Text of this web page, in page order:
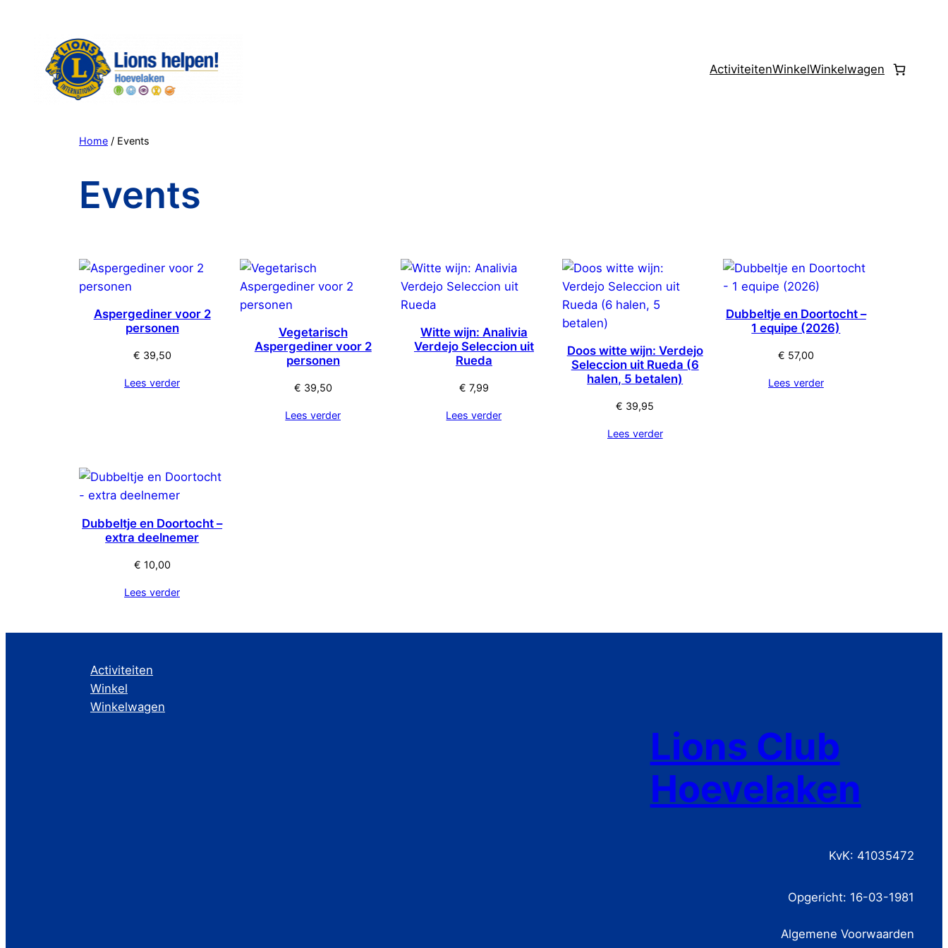
ActiviteitenWinkelWinkelwagen
Home / Events
Events
Aspergediner voor 2
personen
€ 39,50
Lees verder
Vegetarisch
Aspergediner voor 2
personen
€ 39,50
Lees verder
Witte wijn: Analivia
Verdejo Seleccion uit
Rueda
€ 7,99
Lees verder
Doos witte wijn: Verdejo
Seleccion uit Rueda (6
halen, 5 betalen)
€ 39,95
Lees verder
Dubbeltje en Doortocht –
1 equipe (2026)
€ 57,00
Lees verder
Dubbeltje en Doortocht –
extra deelnemer
€ 10,00
Lees verder
Activiteiten
Winkel
Winkelwagen
Lions Club
Hoevelaken
KvK: 41035472
Opgericht: 16-03-1981
Algemene Voorwaarden